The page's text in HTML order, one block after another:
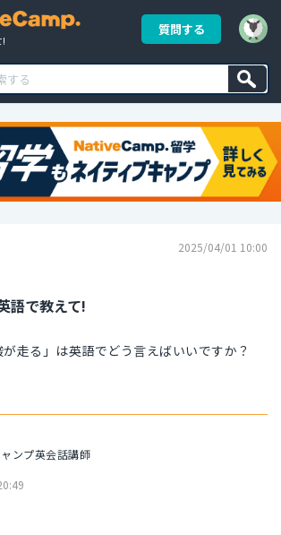
!
質問する
2025/04/01 10:00
語で教えて!
走る」は英語でどう言えばいいですか？
ンプ英会話講師